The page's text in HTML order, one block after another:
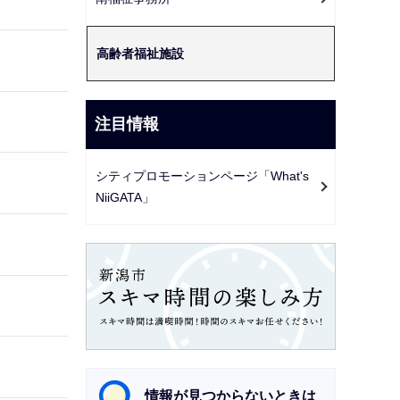
ー
シ
ョ
ン
こ
こ
ら
高齢者福祉施設
注目情報
シティプロモーションページ「What's
NiiGATA」
情報が見つからないときは